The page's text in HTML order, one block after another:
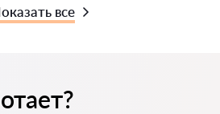
все